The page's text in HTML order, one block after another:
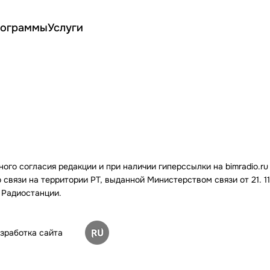
Услуги
согласия редакции и при наличии гиперссылки на bimradio.ru
на территории РТ, выданной Министерством связи от 21.
сайта